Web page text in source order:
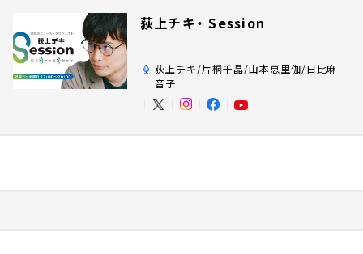
荻上チキ・ Session
荻上チキ/片桐千晶/山本恵里伽/日比麻
音子